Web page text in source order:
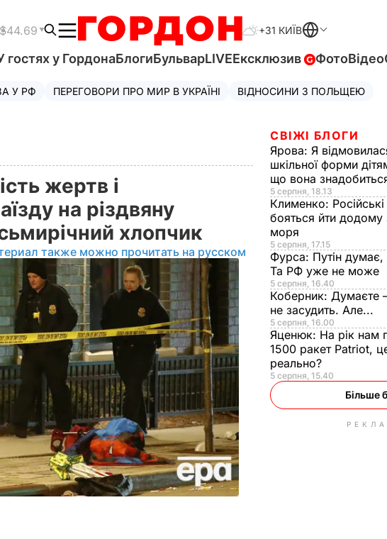
$44.69 +31 КИЇВ
гостях у ГордонаБлогиБульварLIVEЕксклюзив ФотоВідео
У РФ ПЕРЕГОВОРИ ПРО МИР В УКРАЇНІ ВІДНОСИНИ З ПОЛЬЩЕЮ
жертв і
на різдвяну
хлопчик
также можно прочитать на русском
СВІЖІ БЛОГИ
Ярова: Я
шкільної форми
що вона
5 серпня, 18.13
Клименко:
бояться йти
моря
5 серпня, 17.15
Фурса: Путін
Та РФ уже не може
5 серпня, 16.40
Коберник: Думаєте
не засудить. Але...
5 серпня, 16.00
Яценюк: На рік нам
1500 ракет Patriot,
реально?
5 серпня, 15.40
Більше